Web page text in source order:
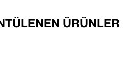
ÜRÜNLER